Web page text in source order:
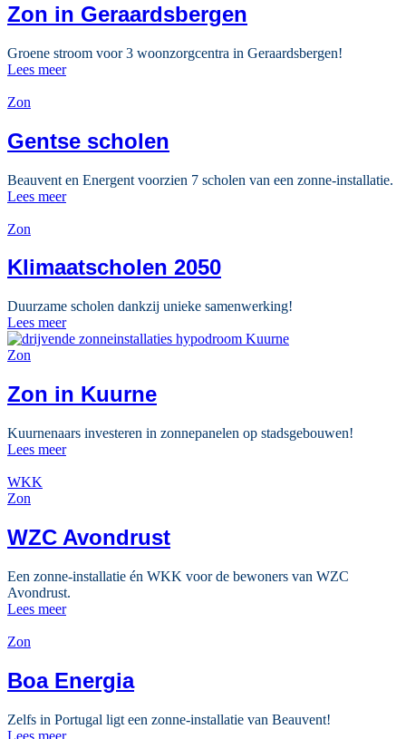
Zon in Geraardsbergen
Groene stroom voor 3 woonzorgcentra in Geraardsbergen!
Lees meer
Zon
Gentse scholen
Beauvent en Energent voorzien 7 scholen van een zonne-installatie.
Lees meer
Zon
Klimaatscholen 2050
Duurzame scholen dankzij unieke samenwerking!
Lees meer
Zon
Zon in Kuurne
Kuurnenaars investeren in zonnepanelen op stadsgebouwen!
Lees meer
WKK
Zon
WZC Avondrust
Een zonne-installatie én WKK voor de bewoners van WZC
Avondrust.
Lees meer
Zon
Boa Energia
Zelfs in Portugal ligt een zonne-installatie van Beauvent!
Lees meer